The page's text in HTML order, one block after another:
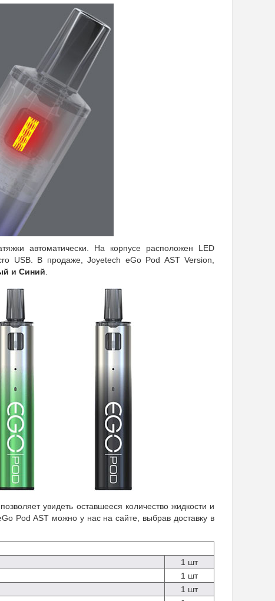
автоматически. На корпусе расположен LED
USB. В продаже, Joyetech eGo Pod AST Version,
и Синий
увидеть оставшееся количество жидкости и
Pod AST можно у нас на сайте, выбрав доставку в
1 шт
1 шт
1 шт